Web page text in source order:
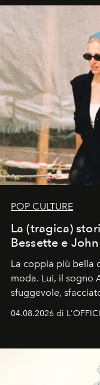
di esprimere
POP CULTURE
La (tragica)
Bessette e
La coppia più bella
moda. Lui, il sogno
sfuggevole,
04.08.2026 di